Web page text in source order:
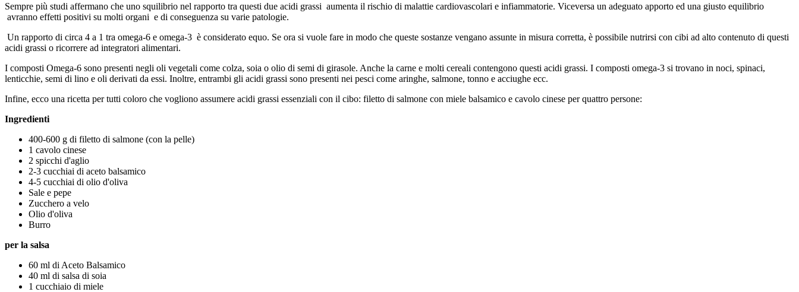
Sempre più studi affermano che uno squilibrio nel rapporto tra questi due acidi grassi aumenta il rischio di malattie cardiovascolari e infiammatorie. Viceversa un adeguato apporto ed una giusto equilibrio
avranno effetti positivi su molti organi e di conseguenza su varie patologie.
Un rapporto di circa 4 a 1 tra omega-6 e omega-3 è considerato equo. Se ora si vuole fare in modo che queste sostanze vengano assunte in misura corretta, è possibile nutrirsi con cibi ad alto contenuto di questi
acidi grassi o ricorrere ad integratori alimentari.
I composti Omega-6 sono presenti negli oli vegetali come colza, soia o olio di semi di girasole. Anche la carne e molti cereali contengono questi acidi grassi. I composti omega-3 si trovano in noci, spinaci,
lenticchie, semi di lino e oli derivati da essi. Inoltre, entrambi gli acidi grassi sono presenti nei pesci come aringhe, salmone, tonno e acciughe ecc.
Infine, ecco una ricetta per tutti coloro che vogliono assumere acidi grassi essenziali con il cibo: filetto di salmone con miele balsamico e cavolo cinese per quattro persone:
Ingredienti
400-600 g di filetto di salmone (con la pelle)
1 cavolo cinese
2 spicchi d'aglio
2-3 cucchiai di aceto balsamico
4-5 cucchiai di olio d'oliva
Sale e pepe
Zucchero a velo
Olio d'oliva
Burro
per la salsa
60 ml di Aceto Balsamico
40 ml di salsa di soia
1 cucchiaio di miele